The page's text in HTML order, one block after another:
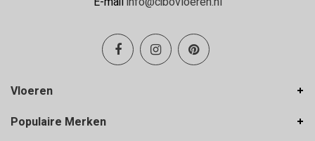
Hele goede service en ze denken met je
mee!
Vloeren
Populaire Merken